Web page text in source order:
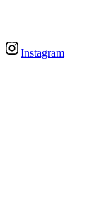
Instagram